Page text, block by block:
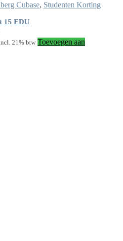
Cubase, Studenten Korting
15 EDU
21% btw Toevoegen aan